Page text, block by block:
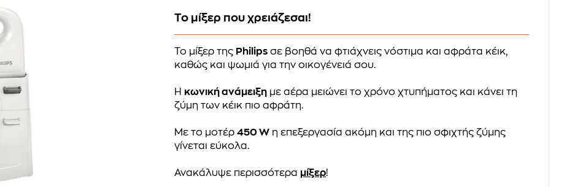
Το μίξερ που χρειάζεσαι!
Το μίξερ της Philips σε βοηθά να φτιάχνεις νόστιμα και αφράτα κέικ,
καθώς και ψωμιά για την οικογένειά σου.
Η κωνική ανάμειξη με αέρα μειώνει το χρόνο χτυπήματος και κάνει τη
ζύμη των κέικ πιο αφράτη.
Με το μοτέρ450 W η επεξεργασία ακόμη και της πιο σφιχτής ζύμης
γίνεται εύκολα.
Ανακάλυψε περισσότερα μίξερ!